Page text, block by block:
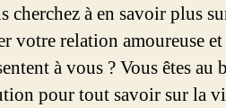
cherchez à en savoir plus
votre relation amoureuse
à vous ? Vous êtes
pour tout savoir sur la